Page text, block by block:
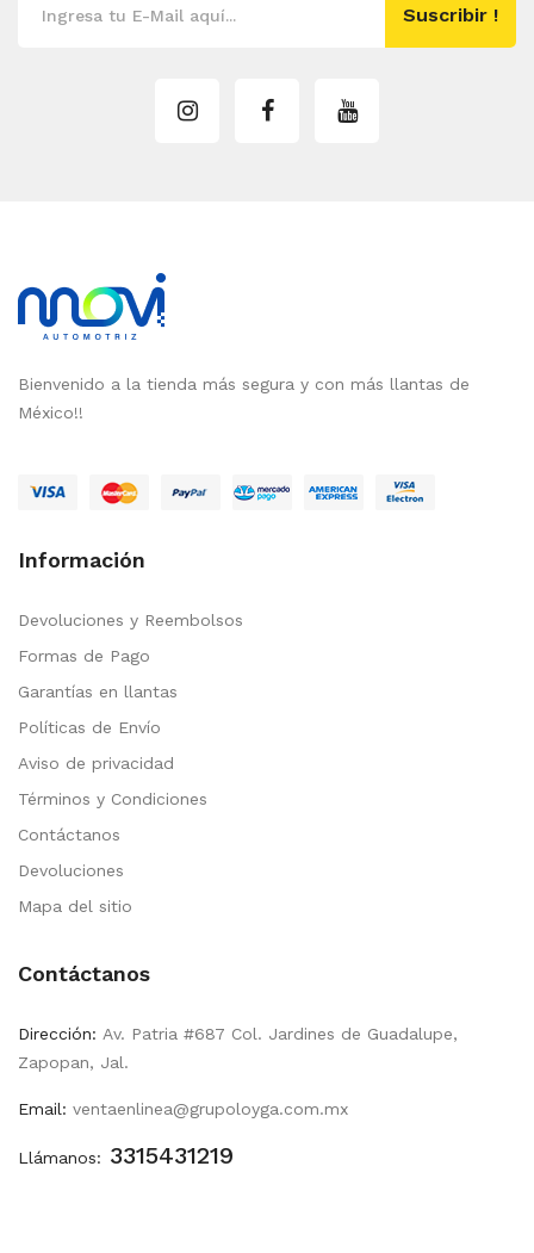
Suscribir !
Bienvenido a la tienda más segura y con más llantas de
México!!
Información
Devoluciones y Reembolsos
Formas de Pago
Garantías en llantas
Políticas de Envío
Aviso de privacidad
Términos y Condiciones
Contáctanos
Devoluciones
Mapa del sitio
Contáctanos
Dirección: Av. Patria #687 Col. Jardines de Guadalupe,
Zapopan, Jal.
Email: ventaenlinea@grupoloyga.com.mx
Llámanos: 3315431219